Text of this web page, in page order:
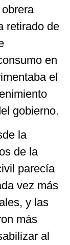
retirado de
en
el
gobierno.
la
de la
parecía
vez más
y las
más
al